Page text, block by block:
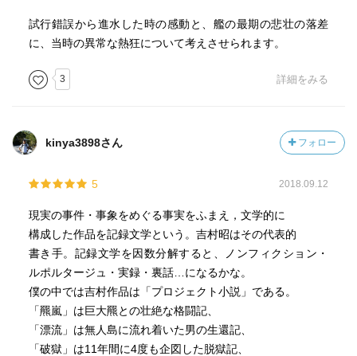
試行錯誤から進水した時の感動と、艦の最期の悲壮の落差
に、当時の異常な熱狂について考えさせられます。
3 詳細をみる
kinya3898さん フォロー
5 2018.09.12
現実の事件・事象をめぐる事実をふまえ，文学的に
構成した作品を記録文学という。吉村昭はその代表的
書き手。記録文学を因数分解すると、ノンフィクション・
ルポルタージュ・実録・裏話…になるかな。
僕の中では吉村作品は「プロジェクト小説」である。
「羆嵐」は巨大羆との壮絶な格闘記、
「漂流」は無人島に流れ着いた男の生還記、
「破獄」は11年間に4度も企図した脱獄記、